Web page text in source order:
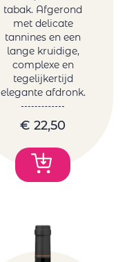
tabak. Afgerond
met delicate
tannines en een
lange kruidige,
complexe en
tegelijkertijd
elegante afdronk.
€ 22,50